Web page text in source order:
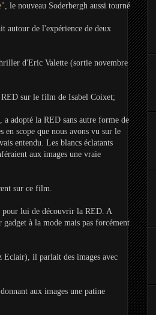
", le nouveau Soderbergh aussi tourné
autour de l'expérience de deux
d'Eric Valette (sortie novembre
sur le film de Isabel Coixet;
adopté la RED sans autre forme de
en scope que nous avons vu sur le
entendu. Les blancs éclatants
aux images une vraie
sur ce film.
pour lui de découvrir la RED. A
à la mode mais pas forcément
Eclair), il parlait des images avec
aux images une patine